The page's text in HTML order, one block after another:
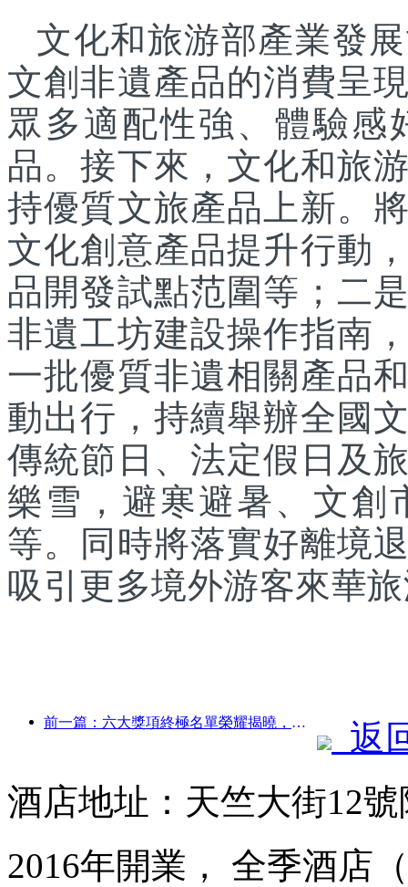
文化和旅游部產業發
文創非遺產品的消費呈
眾多適配性強、體驗感
品。接下來，文化和旅
持優質文旅產品上新。
文化創意產品提升行動
品開發試點范圍等；二
非遺工坊建設操作指南
一批優質非遺相關產品
動出行，持續舉辦全國
傳統節日、法定假日及
樂雪，避寒避暑、文創
等。同時將落實好離境
吸引更多境外游客來華
前一篇：六大獎項終極名單榮耀揭曉，百余酒店及企業斬獲年度獎項！
返
酒店地址：天竺大街12
2016年開業， 全季酒